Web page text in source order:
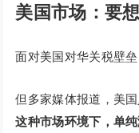
美国市场：要
面对美国对华关税壁垒
但多家媒体报道，美国
这种市场环境下，单